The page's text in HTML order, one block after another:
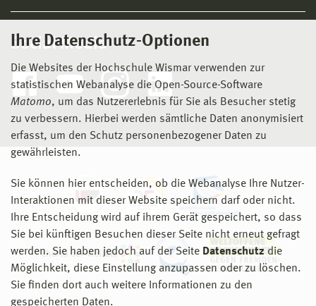
Ihre Datenschutz-Optionen
Die Websites der Hochschule Wismar verwenden zur
statistischen Webanalyse die Open-Source-Software
Matomo, um das Nutzererlebnis für Sie als Besucher stetig
zu verbessern. Hierbei werden sämtliche Daten anonymisiert
erfasst, um den Schutz personenbezogener Daten zu
gewährleisten.
Sie können hier entscheiden, ob die Webanalyse Ihre Nutzer-
Interaktionen mit dieser Website speichern darf oder nicht.
Ihre Entscheidung wird auf ihrem Gerät gespeichert, so dass
Sie bei künftigen Besuchen dieser Seite nicht erneut gefragt
werden. Sie haben jedoch auf der Seite Datenschutz die
Möglichkeit, diese Einstellung anzupassen oder zu löschen.
Sie finden dort auch weitere Informationen zu den
gespeicherten Daten.
Social Media